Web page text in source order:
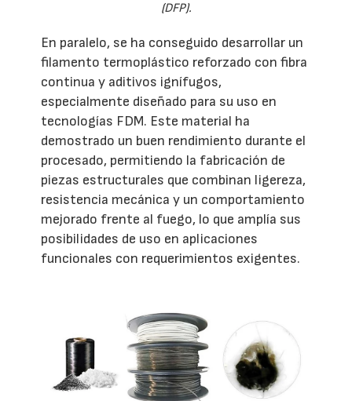
(DFP).
En paralelo, se ha conseguido desarrollar un
filamento termoplástico reforzado con fibra
continua y aditivos ignífugos,
especialmente diseñado para su uso en
tecnologías FDM. Este material ha
demostrado un buen rendimiento durante el
procesado, permitiendo la fabricación de
piezas estructurales que combinan ligereza,
resistencia mecánica y un comportamiento
mejorado frente al fuego, lo que amplía sus
posibilidades de uso en aplicaciones
funcionales con requerimientos exigentes.